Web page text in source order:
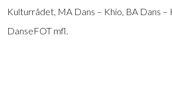
Kulturrådet, MA Dans – Khio, BA Dans –
DanseFOT mfl.